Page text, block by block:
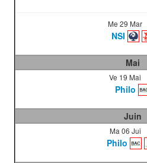
Me 29 Mar
NSI
Mai
Ve 19 Mai
Philo
Juin
Ma 06 Jui
Philo